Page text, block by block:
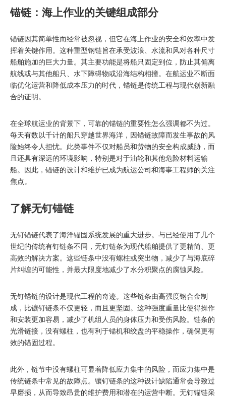
锚链：海上作业的关键组成部分
锚链因其简单性而经常被忽视，但它在海上作业的安全和效率中发
挥着关键作用。这种重型钢链旨在承受波浪、水流和风对各种尺寸
船舶施加的巨大力量。其主要功能是将船只固定到位，防止其偏离
航线或与其他船只、水下障碍物或沿海结构相撞。在航运业不断面
临优化运营和降低成本压力的时代，锚链是传统工程与现代创新融
合的证明。
在全球航运业的背景下，可靠的锚链的重要性怎么强调都不为过。
每天有数以千计的船只穿越世界海洋，因锚链故障而发生事故的风
险始终令人担忧。此类事件不仅对船员和货物的安全构成威胁，而
且还具有深远的环境影响，特别是对于油轮和其他危险材料运输
船。因此，锚链的设计和维护已成为航运公司和海事工程师的关注
焦点。
了解无钉锚链
无钉锚链代​​表了海洋锚固系统发展的重大进步。与已经使用了几个
世纪的传统有钉链条不同，无钉链条为现代船舶提供了更精简、更
高效的解决方案。这些链条中没有螺柱或突出物，减少了与海底碎
片纠缠的可能性，并最大限度地减少了水分积聚点的腐蚀风险。
无钉锚链的设计是现代工程的奇迹。这些链条由高强度钢合金制
成，比镶钉链条不仅更轻，而且更坚固。这种强度重量比使得操作
和安装更加容易，减少了机组人员的身体压力和受伤风险。链条的
光滑链接，没有螺柱，也有利于锚机和绞盘的平稳操作，确保更有
效的锚固过程。
此外，链节中没有螺柱可显着降低应力集中的风险，而应力集中是
传统链条中常见的故障点。镶钉链条的这种设计缺陷通常会导致过
早磨损，从而导致昂贵的维护费用和潜在的运营中断。无钉锚链采